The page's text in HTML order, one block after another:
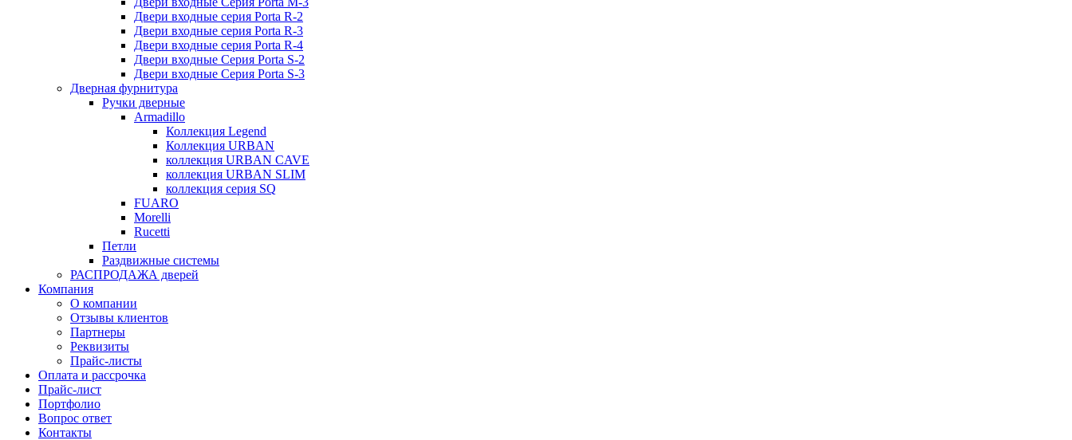
Двери входные серия Porta R-2
Двери входные серия Porta R-3
Двери входные серия Porta R-4
Двери входные Серия Porta S-2
Двери входные Серия Porta S-3
Дверная фурнитура
Ручки дверные
Armadillo
Коллекция Legend
Коллекция URBAN
коллекция URBAN CAVE
коллекция URBAN SLIM
коллекция серия SQ
FUARO
Morelli
Rucetti
Петли
Раздвижные системы
РАСПРОДАЖА дверей
Компания
О компании
Отзывы клиентов
Партнеры
Реквизиты
Прайс-листы
Оплата и рассрочка
Прайс-лист
Портфолио
Вопрос ответ
Контакты